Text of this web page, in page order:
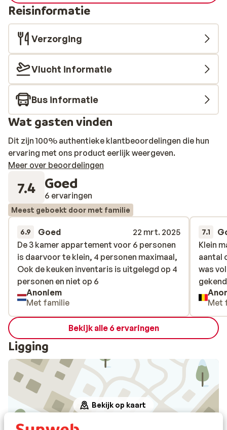
Reisinformatie
Verzorging
Vlucht informatie
Bus informatie
Wat gasten vinden
Dit zijn 100% authentieke klantbeoordelingen die hun
ervaring met ons product eerlijk weergeven.
Meer over beoordelingen
7.4 Goed
6 ervaringen
Meest geboekt door met familie
6.9 Goed
22 mrt. 2025
De 3 kamer appartement voor 6 personen
is daarvoor te klein, 4 personen maximaal,
Ook de keuken inventaris is uitgelegd op 4
personen en niet op 6
De 3 kamer appartement voor 6 personen
is daarvoor te klein, 4 personen maximaal,
Ook de keuken inventaris is uitgelegd op 4
personen en niet op 6
Anoniem
Met familie
7.1
Klein
aantal
was
Klein
aantal
was
Met
Bekijk alle 6 ervaringen
Ligging
Bekijk op kaart